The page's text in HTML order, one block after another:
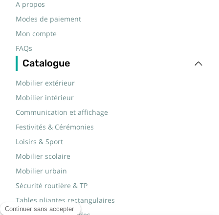
A propos
Modes de paiement
Mon compte
FAQs
Catalogue
Mobilier extérieur
Mobilier intérieur
Communication et affichage
Festivités & Cérémonies
Loisirs & Sport
Mobilier scolaire
Mobilier urbain
Sécurité routière & TP
Tables pliantes rectangulaires